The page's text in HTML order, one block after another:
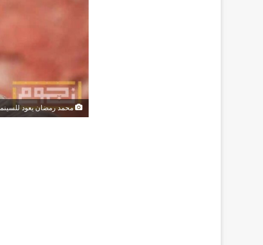
محمد رمضان يعود للسينما